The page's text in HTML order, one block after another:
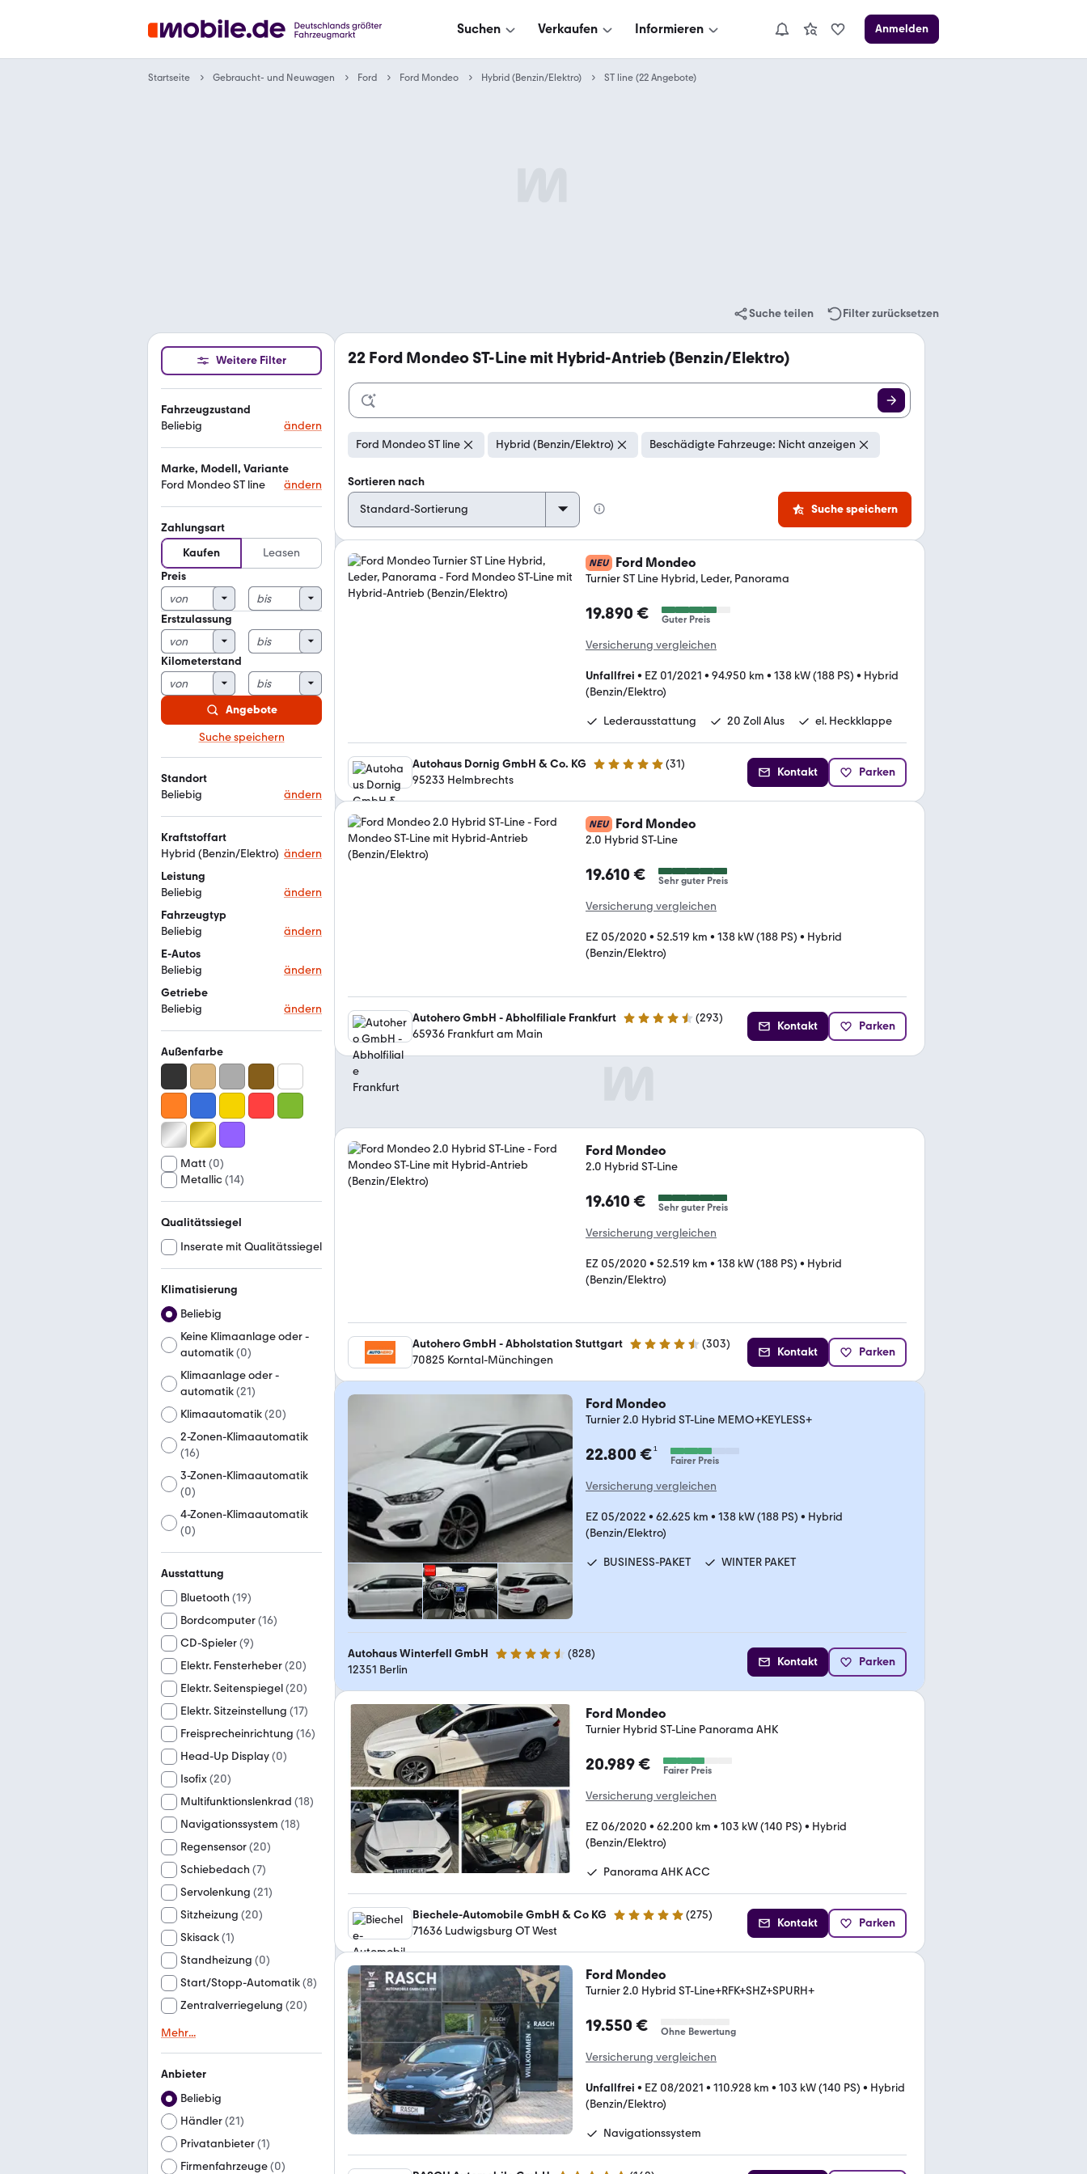
Suchen Verkaufen Informieren Anmelden
Startseite Gebraucht- und Neuwagen Ford Ford Mondeo Hybrid (Benzin/Elektro) ST line (22 Angebote)
Suche teilen Filter zurücksetzen
Weitere Filter
Fahrzeugzustand
Beliebig
ändern
Marke, Modell, Variante
Ford Mondeo ST line
ändern
Zahlungsart
Kaufen
Leasen
Preis
Erstzulassung
Kilometerstand
Angebote
Suche speichern
Standort
Beliebig
ändern
Kraftstoffart
Hybrid (Benzin/Elektro) ändern
Leistung
Beliebig
ändern
Fahrzeugtyp
Beliebig
ändern
E-Autos
Beliebig
ändern
Getriebe
Beliebig
ändern
Außenfarbe
Matt (0)
Metallic(14)
Qualitätssiegel
Inserate mit Qualitätssiegel
Klimatisierung
Beliebig
Keine Klimaanlage oder -
automatik(0)
Klimaanlage oder -
automatik(21)
Klimaautomatik(20)
2-Zonen-Klimaautomatik
(16)
3-Zonen-Klimaautomatik
(0)
4-Zonen-Klimaautomatik
(0)
Ausstattung
Bluetooth (19)
Bordcomputer(16)
CD-Spieler(9)
Elektr. Fensterheber(20)
Elektr. Seitenspiegel(20)
Elektr. Sitzeinstellung (17)
Freisprecheinrichtung (16)
Head-Up Display(0)
Isofix(20)
Multifunktionslenkrad (18)
Navigationssystem (18)
Regensensor(20)
Schiebedach (7)
Servolenkung (21)
Sitzheizung (20)
Skisack(1)
Standheizung (0)
Start/Stopp-Automatik(8)
Zentralverriegelung (20)
Mehr...
Anbieter
Beliebig
Händler(21)
Privatanbieter(1)
Firmenfahrzeuge(0)
22 Ford Mondeo ST-Line mit Hybrid-Antrieb (Benzin/Elektro)
Ford Mondeo ST line Hybrid (Benzin/Elektro) Beschädigte Fahrzeuge: Nicht anzeigen
Sortieren nach
Suche speichern
NEU Ford Mondeo
Turnier ST Line Hybrid, Leder, Panorama
19.890 € Guter Preis
Versicherung vergleichen
Unfallfrei • EZ 01/2021 • 94.950 km • 138 kW (188 PS) • Hybrid
(Benzin/Elektro)
Lederausstattung 20 Zoll Alus el. Heckklappe
Autohaus Dornig GmbH & Co. KG 5 Sterne (31)
95233 Helmbrechts
Kontakt Parken
NEU Ford Mondeo
2.0 Hybrid ST-Line
19.610 € Sehr guter Preis
Versicherung vergleichen
EZ 05/2020 • 52.519 km • 138 kW (188 PS) • Hybrid
(Benzin/Elektro)
Autohero GmbH - Abholfiliale Frankfurt 4.6 Sterne (293)
65936 Frankfurt am Main
Kontakt Parken
Ford Mondeo
2.0 Hybrid ST-Line
19.610 € Sehr guter Preis
Versicherung vergleichen
EZ 05/2020 • 52.519 km • 138 kW (188 PS) • Hybrid
(Benzin/Elektro)
Autohero GmbH - Abholstation Stuttgart 4.4 Sterne (303)
70825 Korntal-Münchingen
Kontakt Parken
Ford Mondeo
Turnier 2.0 Hybrid ST-Line MEMO+KEYLESS+
22.800 €¹
Fairer Preis
Versicherung vergleichen
EZ 05/2022 • 62.625 km • 138 kW (188 PS) • Hybrid
(Benzin/Elektro)
BUSINESS-PAKET WINTER PAKET
Autohaus Winterfell GmbH 4.6 Sterne (828)
12351 Berlin
Kontakt Parken
Ford Mondeo
Turnier Hybrid ST-Line Panorama AHK
20.989 € Fairer Preis
Versicherung vergleichen
EZ 06/2020 • 62.200 km • 103 kW (140 PS) • Hybrid
(Benzin/Elektro)
Panorama AHK ACC
Biechele-Automobile GmbH & Co KG 4.9 Sterne (275)
71636 Ludwigsburg OT West
Kontakt Parken
Ford Mondeo
Turnier 2.0 Hybrid ST-Line+RFK+SHZ+SPURH+
19.550 € Ohne Bewertung
Versicherung vergleichen
Unfallfrei • EZ 08/2021 • 110.928 km • 103 kW (140 PS) • Hybrid
(Benzin/Elektro)
Navigationssystem